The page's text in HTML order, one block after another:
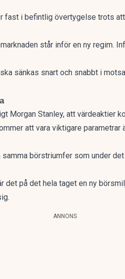
fast i befintlig övertygelse trots
står inför en ny regim.
sänkas snart och snabbt i
Morgan Stanley, att värdeaktier
att vara viktigare parametrar
börstriumfer som under
det på det hela taget en ny
ANNONS